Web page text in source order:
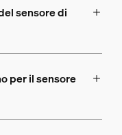
sensore di
per il sensore